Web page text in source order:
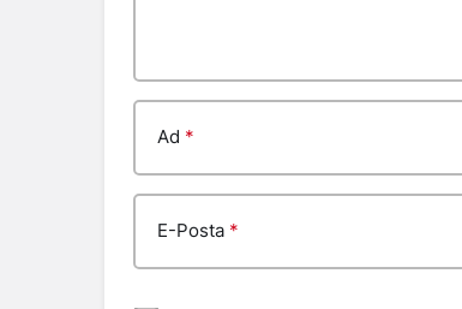
Ad *
E-Posta *